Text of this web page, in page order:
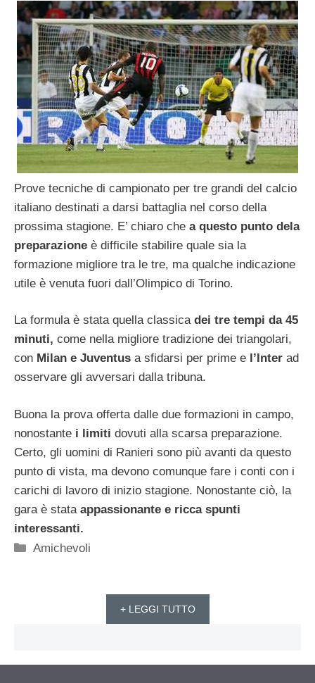
Prove tecniche di campionato per tre grandi del calcio
italiano destinati a darsi battaglia nel corso della
prossima stagione. E’ chiaro che a questo punto dela
preparazione è difficile stabilire quale sia la
formazione migliore tra le tre, ma qualche indicazione
utile è venuta fuori dall’Olimpico di Torino.
La formula è stata quella classica dei tre tempi da 45
minuti, come nella migliore tradizione dei triangolari,
con Milan e Juventus a sfidarsi per prime e l’Inter ad
osservare gli avversari dalla tribuna.
Buona la prova offerta dalle due formazioni in campo,
nonostante i limiti dovuti alla scarsa preparazione.
Certo, gli uomini di Ranieri sono più avanti da questo
punto di vista, ma devono comunque fare i conti con i
carichi di lavoro di inizio stagione. Nonostante ciò, la
gara è stata appassionante e ricca spunti
interessanti.
Categorie
Amichevoli
+ LEGGI TUTTO